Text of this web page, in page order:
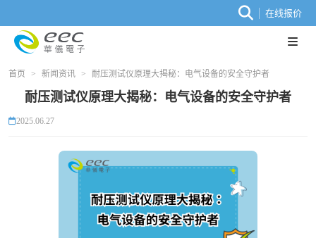
在线报价
首页 > 新闻资讯 > 耐压测试仪原理大揭秘：电气设备的安全守护者
耐压测试仪原理大揭秘：电气设备的安全守护者
2025.06.27